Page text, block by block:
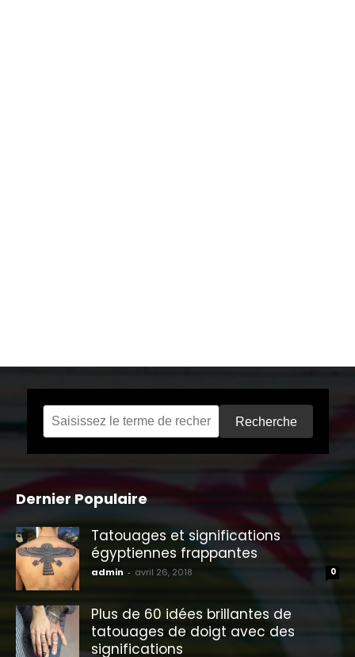
Recherche
Dernier Populaire
Tatouages ​​et significations
égyptiennes frappantes
admin - avril 26, 2018 0
Plus de 60 idées brillantes de
tatouages ​​de doigt avec des
significations